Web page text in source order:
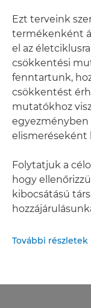
Ezt terveink
termékenként
el az
csökkentési
fenntartunk,
csökkentést
mutatókhoz
elismeréseként
Folytatjuk a
hogy
kibocsátású
További részletek